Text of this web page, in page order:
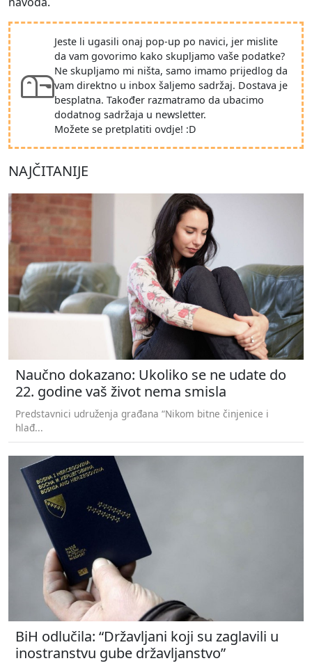
Jeste li ugasili onaj pop-up po navici, jer mislite
da vam govorimo kako skupljamo vaše podatke?
Ne skupljamo mi ništa, samo imamo prijedlog da
vam direktno u inbox šaljemo sadržaj. Dostava je
besplatna. Također razmatramo da ubacimo
dodatnog sadržaja u newsletter.
Možete se pretplatiti ovdje! :D
NAJČITANIJE
Naučno dokazano: Ukoliko se ne udate do
22. godine vaš život nema smisla
Predstavnici udruženja građana “Nikom bitne činjenice i
hlađ...
BiH odlučila: “Državljani koji su zaglavili u
inostranstvu gube državljanstvo”